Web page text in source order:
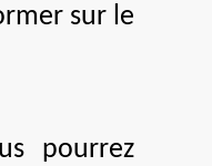
sur le
pourrez